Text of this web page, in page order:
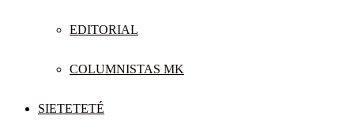
EDITORIAL
COLUMNISTAS MK
SIETETETÉ